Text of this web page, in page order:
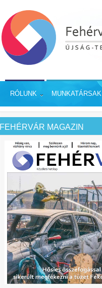
RÓLUNK MUNKATÁRSAK
FEHÉRVÁR MAGAZIN